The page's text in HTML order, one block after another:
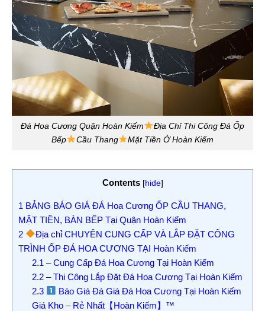
Đá Hoa Cương Quận Hoàn Kiếm
Địa Chỉ Thi Công Đá Ốp
Bếp
Cầu Thang Mặt Tiền Ở Hoàn Kiếm
Contents [hide]
1 BẢNG BÁO GIÁ ĐÁ Hoa Cương ỐP CẦU THANG,
MẶT TIỀN, BÀN BẾP Tại Quận Hoàn Kiếm
2
Địa chỉ CHUYÊN CUNG CẤP VÀ LẮP ĐẶT CÔNG
TRÌNH ỐP ĐÁ HOA CƯƠNG TẠI Hoàn Kiếm
2.1 – Cung Cấp Đá Hoa Cương Tại Hoàn Kiếm
2.2– Thi Công Lắp Đặt Đá Hoa Cương Tại Hoàn Kiếm
2.3
Báo Giá Đá Giá Đá Hoa Cương Tại Hoàn Kiếm
Giá Kho – Rẻ Nhất【Hoàn Kiếm】™